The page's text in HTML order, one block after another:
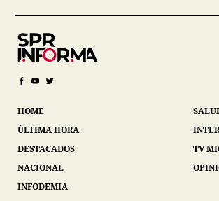
HOME
ÚLTIMA HORA
DESTACADOS
NACIONAL
INFODEMIA
TV